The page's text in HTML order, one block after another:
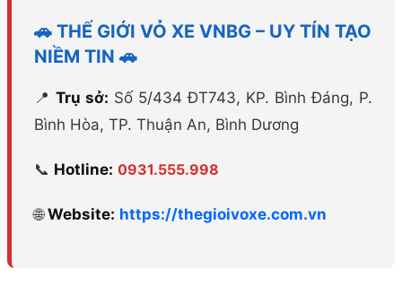
🚗 THẾ GIỚI VỎ XE VNBG – UY TÍN TẠO
NIỀM TIN 🚗
📍 Trụ sở: Số 5/434 ĐT743, KP. Bình Đáng, P.
Bình Hòa, TP. Thuận An, Bình Dương
📞 Hotline: 0931.555.998
🌐Website: https://thegioivoxe.com.vn